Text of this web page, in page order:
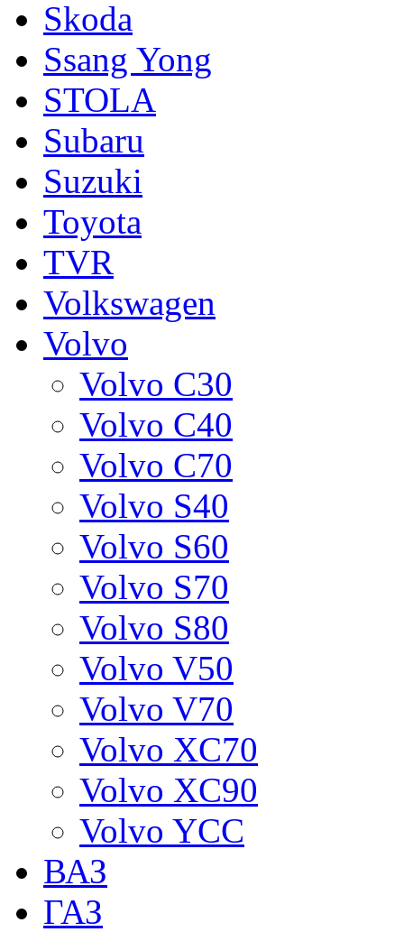
Skoda
Ssang Yong
STOLA
Subaru
Suzuki
Toyota
TVR
Volkswagen
Volvo
Volvo C30
Volvo C40
Volvo C70
Volvo S40
Volvo S60
Volvo S70
Volvo S80
Volvo V50
Volvo V70
Volvo XC70
Volvo XC90
Volvo YCC
ВАЗ
ГАЗ